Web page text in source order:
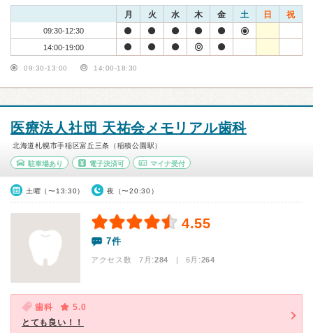
月 火 水 木 金 土 日 祝
09:30-12:30
14:00-19:00
09:30-13:00 14:00-18:30
医療法人社団 天祐会メモリアル歯科
北海道札幌市手稲区富丘三条（稲積公園駅）
駐車場あり 電子決済可 マイナ受付
土曜（〜13:30） 夜（〜20:30）
4.55
7件
アクセス数 7月:284 | 6月:264
歯科
5.0
とても良い！！